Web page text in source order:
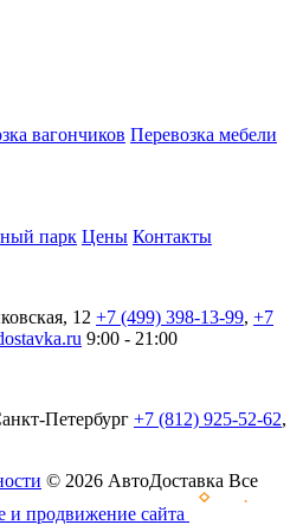
вагончиков Перевозка мебели
парк Цены Контакты
12 +7 (499) 398-13-99, +7
9:00 - 21:00
Петербург +7 (812) 925-52-62,
© 2026 АвтоДоставка Все
и продвижение сайта